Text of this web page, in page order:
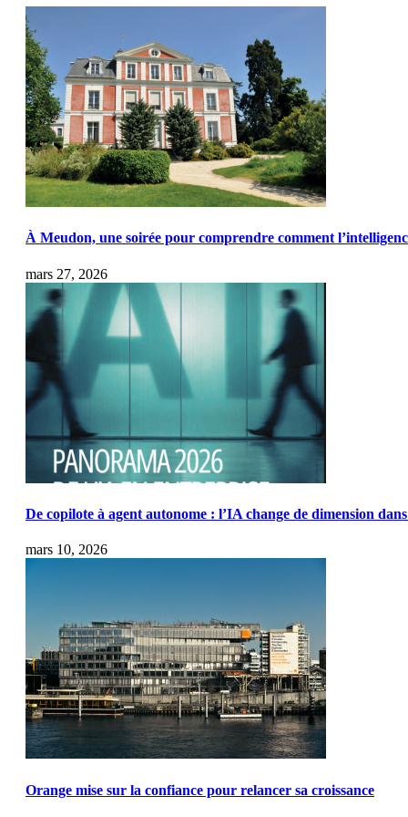
À Meudon, une soirée pour comprendre comment
mars 27, 2026
De copilote à agent autonome : l’IA change de dimension
mars 10, 2026
Orange mise sur la confiance pour relancer sa croissance